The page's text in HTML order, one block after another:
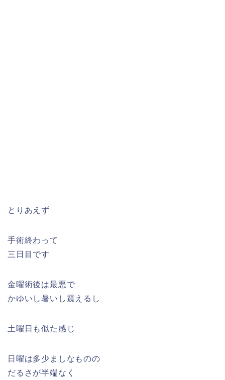
とりあえず
手術終わって
三日目です
金曜術後は最悪で
かゆいし暑いし震えるし
土曜日も似た感じ
日曜は多少ましなものの
だるさが半端なく